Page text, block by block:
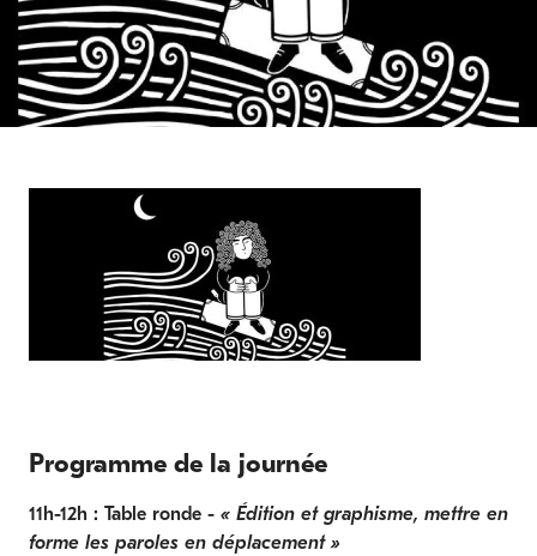
Programme de la journée
11h-12h : Table ronde - « Édition et graphisme, mettre en
forme les paroles en déplacement »